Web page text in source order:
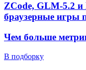
ZCode, GLM-5.2
браузерные игры
Чем больше
В подборку